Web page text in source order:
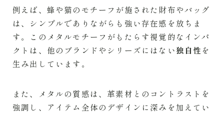
例えば、蜂や猫のモチーフが施された財布やバッグ
は、シンプルでありながらも強い存在感を放ちま
す。このメタルモチーフがもたらす視覚的なインパ
クトは、他のブランドやシリーズにはない独自性 を
生み出しています。
また、メタルの質感は、革素材とのコントラストを
強調し、アイテム全体のデザインに深みを加えてい